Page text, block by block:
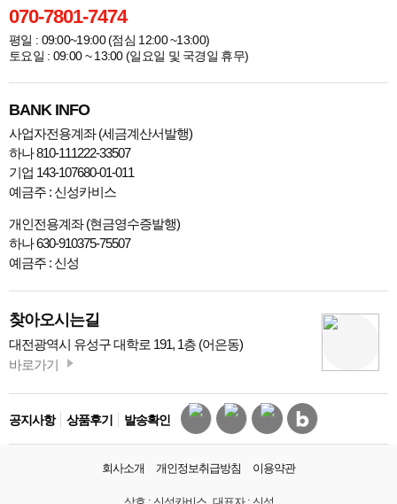
070-7801-7474
평일 : 09:00~19:00 (점심 12:00 ~13:00)
토요일 : 09:00 ~ 13:00 (일요일 및 국경일 휴무)
BANK INFO
사업자전용계좌 (세금계산서발행)
하나 810-111222-33507
기업 143-107680-01-011
예금주 : 신성카비스
개인전용계좌 (현금영수증발행)
하나 630-910375-75507
예금주 : 신성
찾아오시는길
대전광역시 유성구 대학로 191, 1층 (어은동)
바로가기
공지사항 상품후기 발송확인
회사소개 개인정보취급방침 이용약관